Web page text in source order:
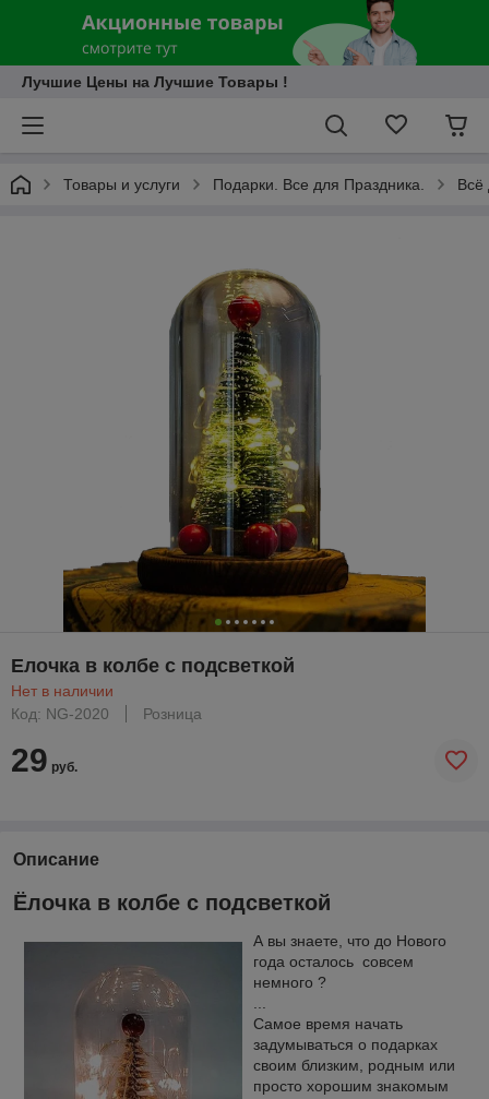
Лучшие Цены на Лучшие Товары !
Товары и услуги Подарки. Все для Праздника. Всё
Елочка в колбе с подсветкой
Нет в наличии
Код: NG-2020
Розница
29 руб.
Описание
Ёлочка в колбе с подсветкой
А вы знаете, что до Нового
года осталось совсем
немного ?
...
Самое время начать
задумываться о подарках
своим близким, родным или
просто хорошим знакомым